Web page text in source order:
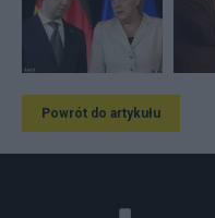
Powrót do artykułu